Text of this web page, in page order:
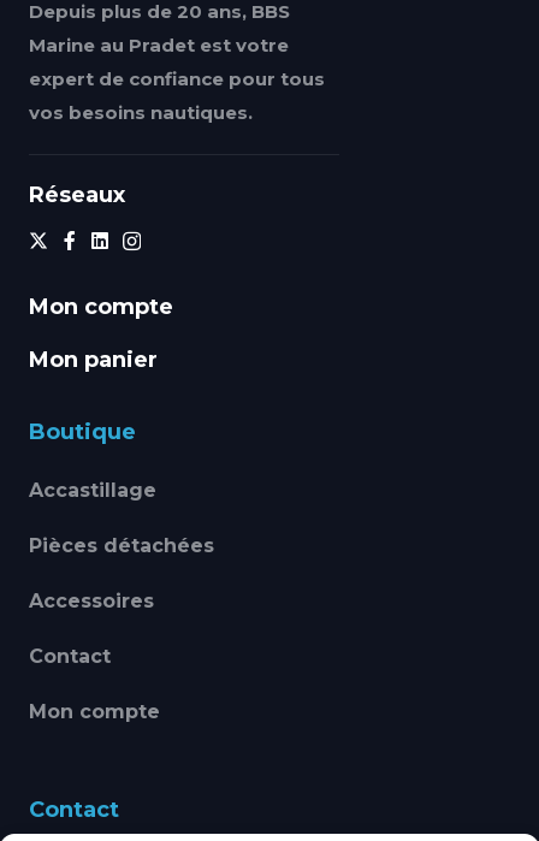
Depuis plus de 20 ans, BBS
Marine au Pradet est votre
expert de confiance pour tous
vos besoins nautiques.
Réseaux
Mon compte
Mon panier
Boutique
Accastillage
Pièces détachées
Accessoires
Contact
Mon compte
Contact